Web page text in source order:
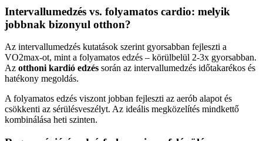
Intervallumedzés vs. folyamatos cardio: melyik
jobbnak bizonyul otthon?
Az intervallumedzés kutatások szerint gyorsabban fejleszti a
VO2max-ot, mint a folyamatos edzés – körülbelül 2-3x gyorsabban.
Az otthoni kardió edzés során az intervallumedzés időtakarékos és
hatékony megoldás.
A folyamatos edzés viszont jobban fejleszti az aerób alapot és
csökkenti az sérülésveszélyt. Az ideális megközelítés mindkettő
kombinálása heti szinten.